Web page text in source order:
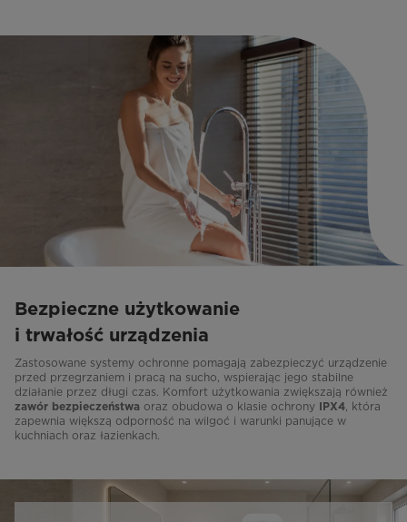
Bezpieczne użytkowanie
i trwałość urządzenia
Zastosowane systemy ochronne pomagają zabezpieczyć urządzenie
przed przegrzaniem i pracą na sucho, wspierając jego stabilne
działanie przez długi czas. Komfort użytkowania zwiększają również
zawór bezpieczeństwa oraz obudowa o klasie ochrony IPX4, która
zapewnia większą odporność na wilgoć i warunki panujące w
kuchniach oraz łazienkach.